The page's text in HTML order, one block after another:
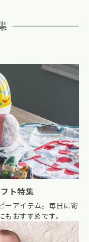
ト特集
ーアイテム。毎日に寄
おすすめです。